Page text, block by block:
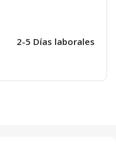
2-5 Días laborales